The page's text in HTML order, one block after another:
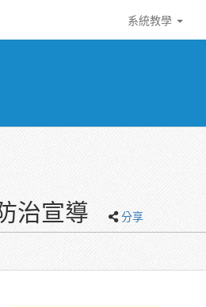
系統教學
治宣導 分享